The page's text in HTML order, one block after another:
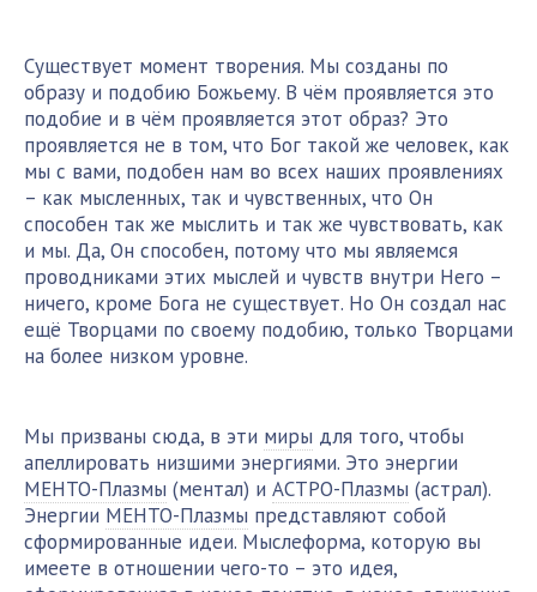
Существует момент творения. Мы созданы по
образу и подобию Божьему. В чём проявляется это
подобие и в чём проявляется этот образ? Это
проявляется не в том, что Бог такой же человек, как
мы с вами, подобен нам во всех наших проявлениях
– как мысленных, так и чувственных, что Он
способен так же мыслить и так же чувствовать, как
и мы. Да, Он способен, потому что мы являемся
проводниками этих мыслей и чувств внутри Него –
ничего, кроме Бога не существует. Но Он создал нас
ещё Творцами по своему подобию, только Творцами
на более низком уровне.
Мы призваны сюда, в эти миры для того, чтобы
апеллировать низшими энергиями. Это энергии
МЕНТО-Плазмы (ментал) и АСТРО-Плазмы (астрал).
Энергии МЕНТО-Плазмы представляют собой
сформированные идеи. Мыслеформа, которую вы
имеете в отношении чего-то – это идея,